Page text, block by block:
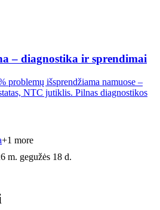
– diagnostika ir sprendimai
problemų išsprendžiama namuose –
NTC jutiklis. Pilnas diagnostikos
+1 more
m. gegužės 18 d.